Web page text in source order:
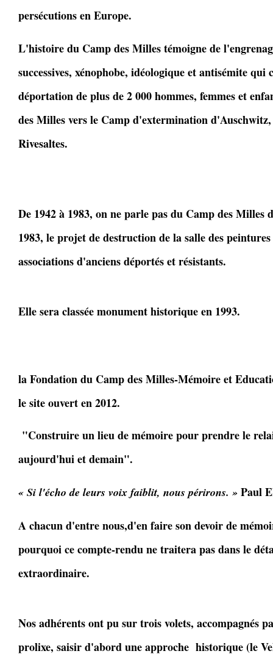
persécutions en Europe.
L'histoire du Camp des Milles témoigne de
successives, xénophobe, idéologique et antisémite qui
déportation de plus de 2 000 hommes, femmes et
des Milles vers le Camp d'extermination
Rivesaltes.
De 1942 à 1983, on ne parle pas du Camp des Milles
1983, le projet de destruction de la salle des
associations d'anciens déportés et résistants.
Elle sera classée monument historique en 1993.
la Fondation du Camp des Milles-Mémoire et
le site ouvert en 2012.
"Construire un lieu de mémoire pour prendre le
aujourd'hui et demain".
« Si l'écho de leurs voix faiblit, nous périrons. » Paul
A chacun d'entre nous,d'en faire son devoir de
pourquoi ce compte-rendu ne traitera pas dans le
extraordinaire.
Nos adhérents ont pu sur trois volets, accompagnés
prolixe, saisir d'abord une approche historique (le